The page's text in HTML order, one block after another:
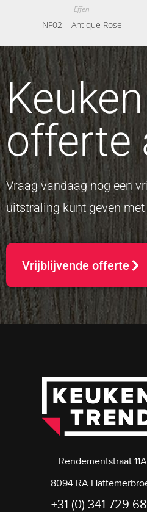
Effen
NF02 – Antique Rose
offerte
Vraag vandaag nog een
uitstraling kunt geven
Vrijblijvende offerte
Rendementstraat 11A
8094 RA
+31 (0) 341 729